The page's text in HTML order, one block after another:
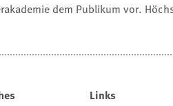
dem Publikum vor.
Links